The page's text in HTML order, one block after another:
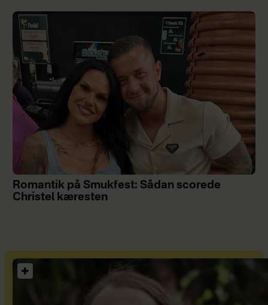
Romantik på Smukfest: Sådan scorede
Christel kæresten